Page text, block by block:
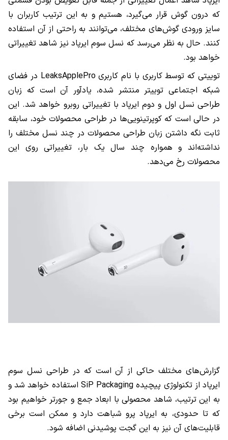
که درون گوش قرار می‌گیرد، هستیم و به این ترتیب کاربران با
سایز ورودی گوش‌های مختلف، می‌‌توانند به راحتی از آن استفاده
کنند. حال به نظر می‌رسد که نسل سوم ایرپاد نیز شاهد تغییراتی
خواهد بود.
توییتی که توسط کاربری با نام کاربریLeaksApplePro در فضای
شبکه اجتماعی توییتر منتشر شده، یادآور آن است که زبان
طراحی نسل اول و دوم ایرپاد با تغییراتی روبرو خواهد شد. این
در حالی است که کوپرتینویی‌ها در طراحی محصولات خود، سابقه
ثابت نگه داشتن زبان طراحی محصولات در چند نسل مختلف را
نداشته‌اند و همواره چند سال یک بار، تغییراتی روی این
محصولات رخ می‌دهد.
گزارش‌های مختلف حاکی از آن است که در طراحی نسل سوم
ایرپاد از تکنولوژی پیچیده SiP Packaging استفاده خواهد شد و
به این ترتیب، شاهد محصولی با ابعاد جمع و جورتر خواهیم بود
که تا حدودی، به ایرپاد پرو شباهت دارد و ممکن است برخی
قابلیت‌های آن نیز به این گجت پوشیدنی اضافه شود.